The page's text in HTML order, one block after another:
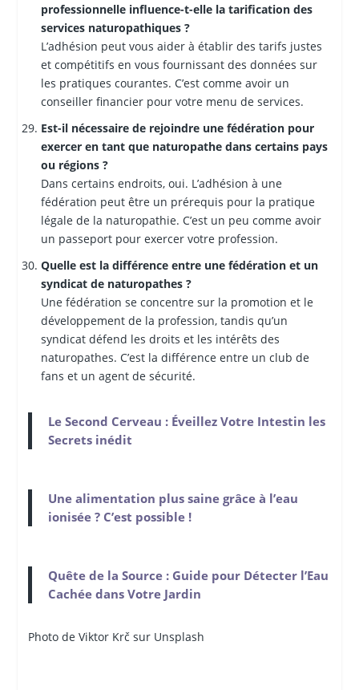
professionnelle influence-t-elle la tarification des
services naturopathiques ?
L’adhésion peut vous aider à établir des tarifs justes
et compétitifs en vous fournissant des données sur
les pratiques courantes. C’est comme avoir un
conseiller financier pour votre menu de services.
Est-il nécessaire de rejoindre une fédération pour
exercer en tant que naturopathe dans certains pays
ou régions ?
Dans certains endroits, oui. L’adhésion à une
fédération peut être un prérequis pour la pratique
légale de la naturopathie. C’est un peu comme avoir
un passeport pour exercer votre profession.
Quelle est la différence entre une fédération et un
syndicat de naturopathes ?
Une fédération se concentre sur la promotion et le
développement de la profession, tandis qu’un
syndicat défend les droits et les intérêts des
naturopathes. C’est la différence entre un club de
fans et un agent de sécurité.
Le Second Cerveau : Éveillez Votre Intestin les
Secrets inédit
Une alimentation plus saine grâce à l’eau
ionisée ? C’est possible !
Quête de la Source : Guide pour Détecter l’Eau
Cachée dans Votre Jardin
Photo de Viktor Krč sur Unsplash